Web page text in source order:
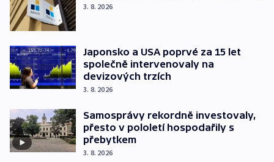
3. 8. 2026
Japonsko a USA poprvé za 15 let
společně intervenovaly na
devizových trzích
3. 8. 2026
Samosprávy rekordně investovaly,
přesto v pololetí hospodařily s
přebytkem
3. 8. 2026